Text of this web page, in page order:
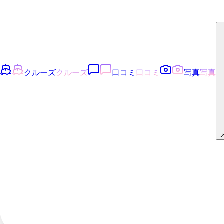
クルーズクルーズ 口コミ 口コミ 写真写真